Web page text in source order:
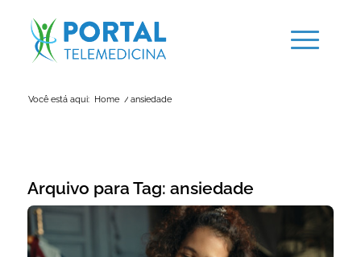
Você está aqui: Home / ansiedade
Arquivo para Tag: ansiedade